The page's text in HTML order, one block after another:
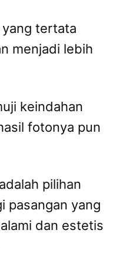
yang tertata
menjadi lebih
keindahan
fotonya pun
adalah pilihan
pasangan yang
dan estetis